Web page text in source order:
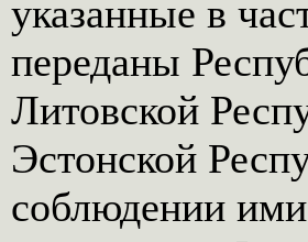
указанные в
переданы
Литовской
Эстонской
соблюдении